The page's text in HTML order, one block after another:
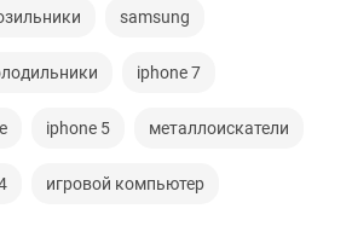
samsung
iphone 7
iphone 5 металлоискатели
игровой компьютер